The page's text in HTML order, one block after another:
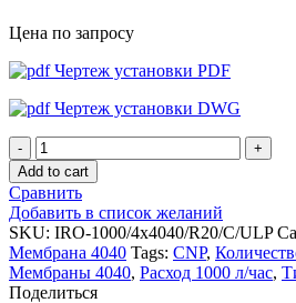
Цена по запросу
Чертеж установки PDF
Чертеж установки DWG
Установка
обратного
осмоса
Ecolaguz
IRO-
1000/4x4040/R20/C/ULP
quantity
Add to cart
Сравнить
Добавить в список желаний
SKU: IRO-1000/4x4040/R20/C/ULP
Мембрана 4040 Tags: CNP,
Мембраны 4040, Расход 1000 л/час,
Поделиться